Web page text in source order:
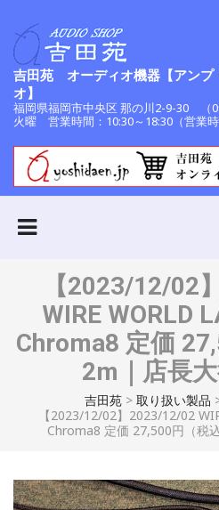
吉田苑 オーディオ機器【アンプ
オ】
福岡県福岡市中央区 那の川2-9-
火曜 営業時間：10:30～18:30（営業時
【2023/12/02
WIRE WORLD
Chroma8 定価
2m｜店長
吉田苑 > 取り扱い製品
【2023/12/02】2023/12/02
Chroma8 定価 27,500円（税